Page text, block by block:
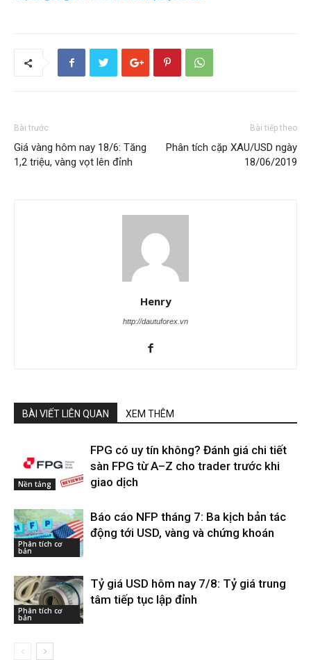
Bài trước
Giá vàng hôm nay 18/6: Tăng
1,2 triệu, vàng vọt lên đỉnh
Bài tiếp theo
Phân tích cặp XAU/USD ngày
18/06/2019
Henry
http://dautuforex.vn
BÀI VIẾT LIÊN QUAN XEM THÊM
Nền tảng
FPG có uy tín không? Đánh giá chi tiết
sàn FPG từ A–Z cho trader trước khi
giao dịch
Phân tích cơ
bản
Báo cáo NFP tháng 7: Ba kịch bản tác
động tới USD, vàng và chứng khoán
Phân tích cơ
bản
Tỷ giá USD hôm nay 7/8: Tỷ giá trung
tâm tiếp tục lập đỉnh